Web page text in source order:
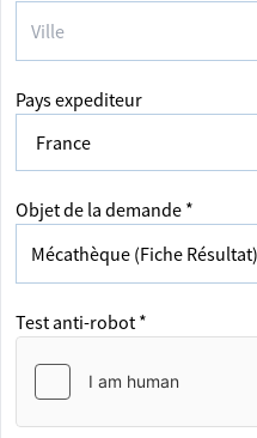
Pays expediteur
Objet de la demande *
Test anti-robot *